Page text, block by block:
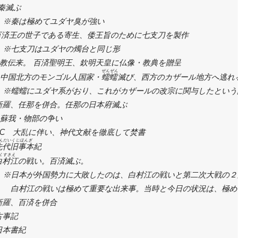
ぶ
ユダヤ臭が強い
の世子である寄生、倭王旨のために七支刀を製作
ヤの燭台と同じ形
来。 百済聖明王、欽明天皇に仏像・教典を贈呈
北方のモンゴル人国家・ 蠕蠕
ぜんぜん
滅び、西方のカザール地方へ逃れる。
がおり、これがカザールの改宗に関与したという説もある。
任那を併合。任那の日本府滅ぶ
・物部の争い
乱に伴い、神代文献を徹底して焚書
代旧事本紀
だいくじほんぎ
村江
すきえ
の戦い。百済滅ぶ。
に大敗したのは、白村江の戦いと第二次大戦の２度のみ。
めて重要な出来事。当時と今日の状況は、極めて類似。
、百済を併合
記
書紀